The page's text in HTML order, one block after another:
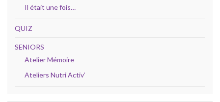
Il était une fois…
QUIZ
SENIORS
Atelier Mémoire
Ateliers Nutri Activ’